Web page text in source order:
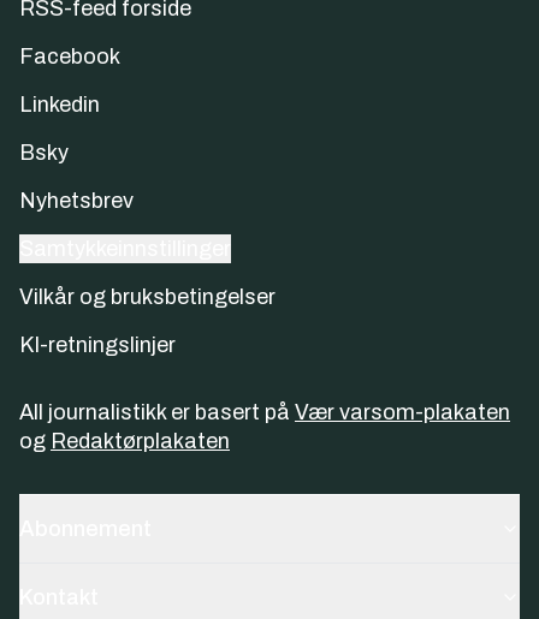
RSS-feed forside
Facebook
Linkedin
Bsky
Nyhetsbrev
Vilkår og bruksbetingelser
KI-retningslinjer
All journalistikk er basert på Vær varsom-plakaten
og Redaktørplakaten